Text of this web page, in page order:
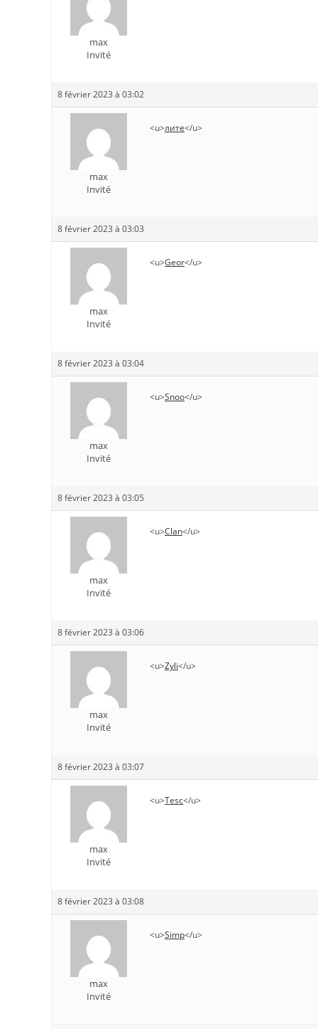
max
Invité
8 février 2023 à 03:02
max
Invité
<u>лите</u>
8 février 2023 à 03:03
max
Invité
<u>Geor</u>
8 février 2023 à 03:04
max
Invité
<u>Snoo</u>
8 février 2023 à 03:05
max
Invité
<u>Clan</u>
8 février 2023 à 03:06
max
Invité
<u>Zyli</u>
8 février 2023 à 03:07
max
Invité
<u>Tesc</u>
8 février 2023 à 03:08
max
Invité
<u>Simp</u>